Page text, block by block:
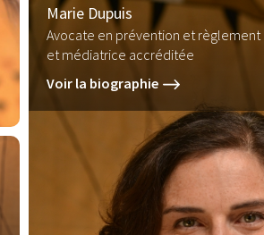
Marie Dupuis
Avocate en prévention et règlement
et médiatrice accréditée
Voir la biographie